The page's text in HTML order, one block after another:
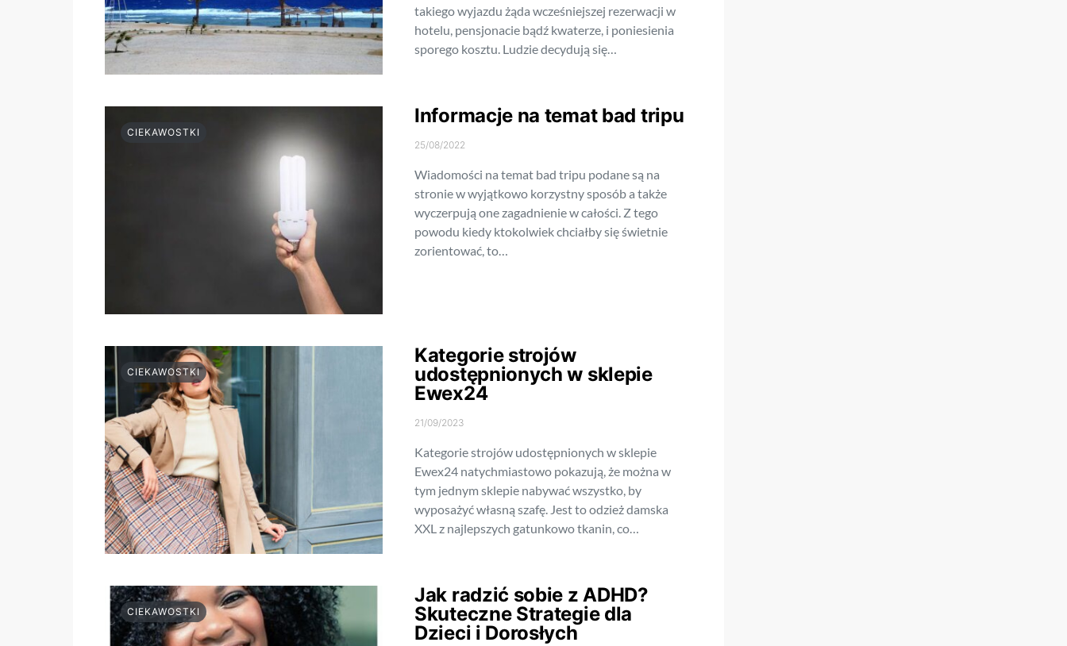
takiego wyjazdu żąda wcześniejszej rezerwacji w
hotelu, pensjonacie bądź kwaterze, i poniesienia
sporego kosztu. Ludzie decydują się…
CIEKAWOSTKI
Informacje na temat bad tripu
25/08/2022
Wiadomości na temat bad tripu podane są na
stronie w wyjątkowo korzystny sposób a także
wyczerpują one zagadnienie w całości. Z tego
powodu kiedy ktokolwiek chciałby się świetnie
zorientować, to…
CIEKAWOSTKI
Kategorie strojów
udostępnionych w sklepie
Ewex24
21/09/2023
Kategorie strojów udostępnionych w sklepie
Ewex24 natychmiastowo pokazują, że można w
tym jednym sklepie nabywać wszystko, by
wyposażyć własną szafę. Jest to odzież damska
XXL z najlepszych gatunkowo tkanin, co…
CIEKAWOSTKI
Jak radzić sobie z ADHD?
Skuteczne Strategie dla
Dzieci i Dorosłych